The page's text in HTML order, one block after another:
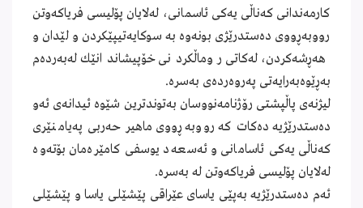
كارمەندانی كەناڵی یەكی ئاسمانی، لەلایان پۆلیسی فریاكەوتن
رووبەڕووی دەستدرێژی بونەوە بە سوكایەتیپێكردن و لێدان و
هەڕشەكردن، لەكاتی روماڵكردنی خۆپیشاندانێك لەبەردەم
بەڕێوەبەرایەتی پەروەردەی بەسرە.
لیژنەی پاڵپشتی رۆژنامەنووسان بەتوندترین شێوە ئیدانەی ئەو
دەستدرێژیە دەكات كە رووبەڕووی ماهیر حەربی پەیامنێری
كەناڵی یەكی ئاسامانی و ئەسعەد یوسفی كامێرەمان بۆتەوە
لەلایان پۆلیسی فریاكەوتن لە بەسرە.
ئەم دەستدرێژیە بەپێی یاسای عێراقی پێشێلی یاسا و پێشێلی